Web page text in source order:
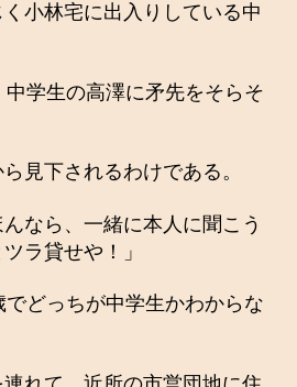
小林宅に出入りしている中
学生の高澤に矛先をそらそ
見下されるわけである。
んなら、一緒に本人に聞こう
ラ貸せや！」
でどっちが中学生かわからな